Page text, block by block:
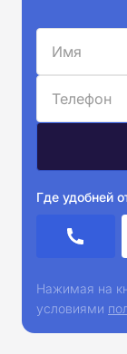
Где удобней
Нажимая на
условиями